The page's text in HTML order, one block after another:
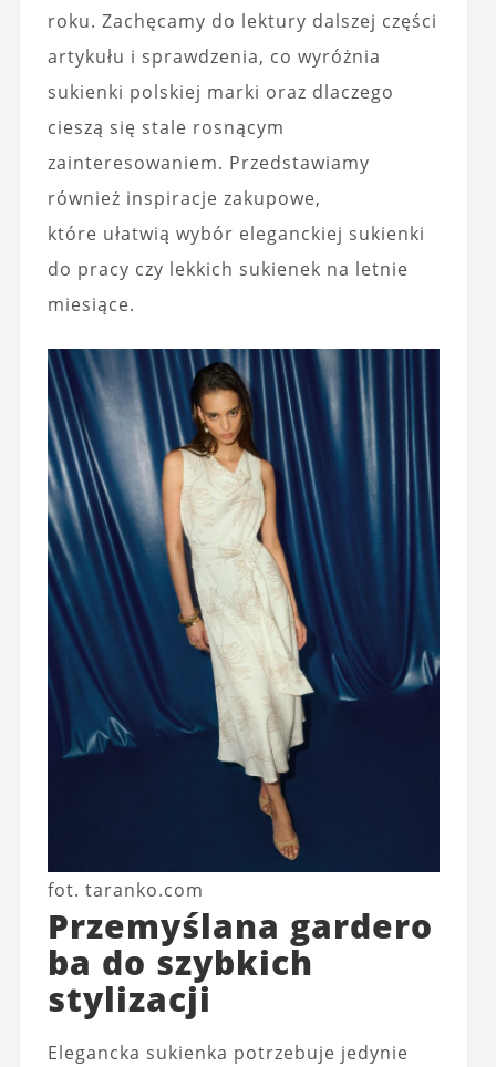
roku. Zachęcamy do lektury dalszej części
artykułu i sprawdzenia, co wyróżnia
sukienki polskiej marki oraz dlaczego
cieszą się stale rosnącym
zainteresowaniem. Przedstawiamy
również inspiracje zakupowe,
które ułatwią wybór eleganckiej sukienki
do pracy czy lekkich sukienek na letnie
miesiące.
fot. taranko.com
Przemyślana gardero
ba do szybkich
stylizacji
Elegancka sukienka potrzebuje jedynie